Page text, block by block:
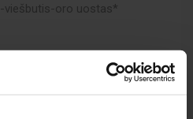
viešbutis-oro uostas*